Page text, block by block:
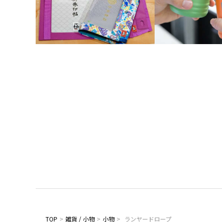
TOP > 雑貨 / 小物 > 小物 > ランヤードロープ